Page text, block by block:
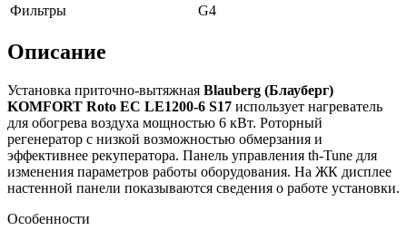
Фильтры
G4
Описание
Установка приточно-вытяжная Blauberg (Блауберг)
KOMFORT Roto EC LE1200-6 S17 использует нагреватель
для обогрева воздуха мощностью 6 кВт. Роторный
регенератор с низкой возможностью обмерзания и
эффективнее рекуператора. Панель управления th-Tune для
изменения параметров работы оборудования. На ЖК дисплее
настенной панели показываются сведения о работе установки.
Особенности